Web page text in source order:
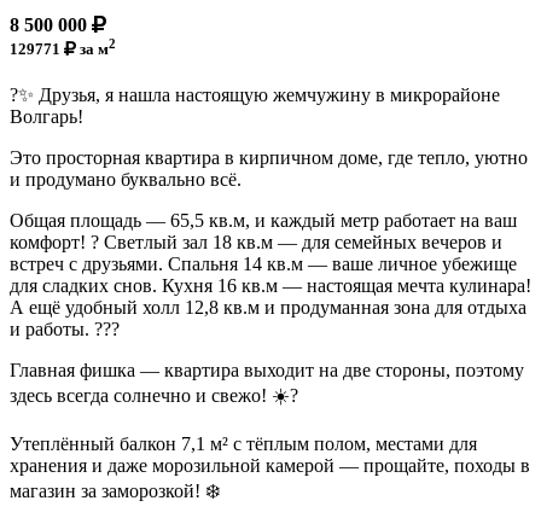
8 500 000
129771 за м2
?✨ Друзья, я нашла настоящую жемчужину в микрорайоне
Волгарь!
Это просторная квартира в кирпичном доме, где тепло, уютно
и продумано буквально всё.
Общая площадь — 65,5 кв.м, и каждый метр работает на ваш
комфорт! ? Светлый зал 18 кв.м — для семейных вечеров и
встреч с друзьями. Спальня 14 кв.м — ваше личное убежище
для сладких снов. Кухня 16 кв.м — настоящая мечта кулинара!
А ещё удобный холл 12,8 кв.м и продуманная зона для отдыха
и работы. ?️??
Главная фишка — квартира выходит на две стороны, поэтому
здесь всегда солнечно и свежо! ☀️?
Утеплённый балкон 7,1 м² с тёплым полом, местами для
хранения и даже морозильной камерой — прощайте, походы в
магазин за заморозкой! ❄️